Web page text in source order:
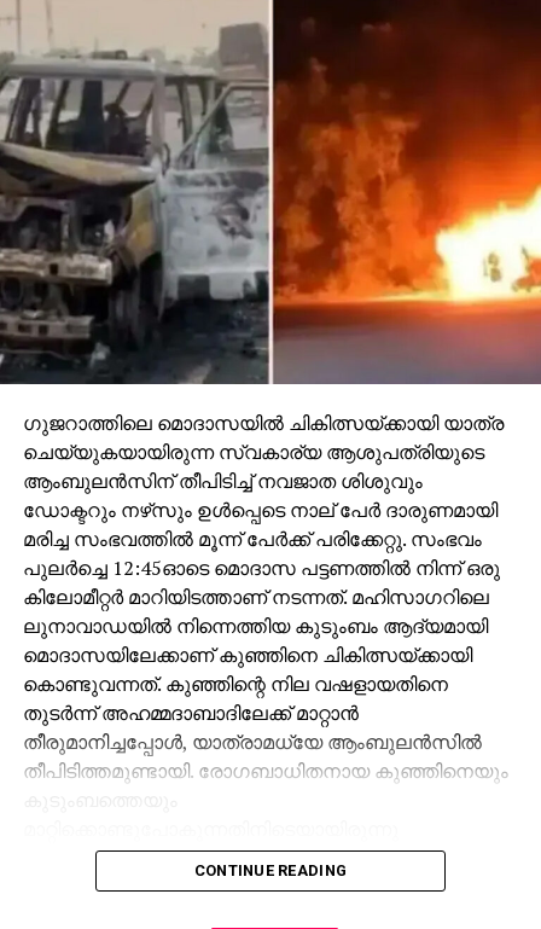
സര്‍ക്കാര്‍ അറിയിച്ചു. ഉയര്‍ന്ന നിരക്ക് പഴക്കം ചെന്ന
വാഹനങ്ങള്‍ ഉപയോഗിക്കുന്നത്
ചെലവേറിയതാക്കിയതിനാല്‍, അവ മാറ്റി പുതിയ
മോഡലുകള്‍ വാങ്ങാന്‍ ഉടമകള്‍
നിര്‍ബന്ധിതരാകുമെന്നും വിലയിരുത്തപ്പെടുന്നു.പുതിയ
ഫീസ് രാജ്യത്തുടനീളം ഉടന്‍ പ്രാബല്യത്തില്‍ വന്നു.
ഗുജറാത്തിലെ മൊദാസയില്‍ ചികിത്സയ്ക്കായി യാത്ര
ചെയ്യുകയായിരുന്ന സ്വകാര്യ ആശുപത്രിയുടെ
ആംബുലന്‍സിന് തീപിടിച്ച് നവജാത ശിശുവും
ഡോക്ടറും നഴ്‌സും ഉള്‍പ്പെടെ നാല് പേര്‍ ദാരുണമായി
മരിച്ച സംഭവത്തില്‍ മൂന്ന് പേര്‍ക്ക് പരിക്കേറ്റു. സംഭവം
പുലര്‍ച്ചെ 12:45ഓടെ മൊദാസ പട്ടണത്തില്‍ നിന്ന് ഒരു
കിലോമീറ്റര്‍ മാറിയിടത്താണ് നടന്നത്. മഹിസാഗറിലെ
ലുനാവാഡയില്‍ നിന്നെത്തിയ കുടുംബം ആദ്യമായി
മൊദാസയിലേക്കാണ് കുഞ്ഞിനെ ചികിത്സയ്ക്കായി
കൊണ്ടുവന്നത്. കുഞ്ഞിന്റെ നില വഷളായതിനെ
തുടര്‍ന്ന് അഹമ്മദാബാദിലേക്ക് മാറ്റാന്‍
തീരുമാനിച്ചപ്പോള്‍, യാത്രാമധ്യേ ആംബുലന്‍സില്‍
തീപിടിത്തമുണ്ടായി. രോഗബാധിതനായ കുഞ്ഞിനെയും
അപകടമെന്ന് ആരവല്ലി ജില്ലാ പൊലീസ് സൂപ്രണ്ട്
മനോഹര്‍സിങ് ജഡേജ അറിയിച്ചു. തീപിടുത്തത്തിന്റെ
CONTINUE READING